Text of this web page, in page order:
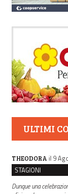
ULTIMI
THEODORA il 9
STAGIONI
Dunque una